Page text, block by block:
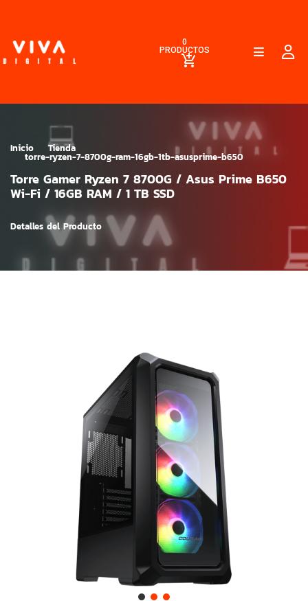
0
PRODUCTOS
Inicio Tienda
torre-ryzen-7-8700g-ram-16gb-1tb-asusprime-b650
Torre Gamer Ryzen 7 8700G / Asus Prime B650
Wi-Fi / 16GB RAM / 1 TB SSD
Detalles del Producto